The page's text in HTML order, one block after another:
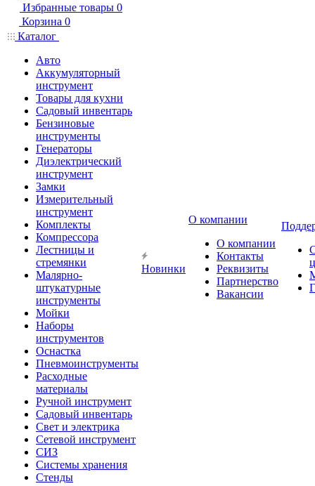
Избранные товары 0
Корзина 0
Каталог
Авто
Аккумуляторный
инструмент
Товары для кухни
Садовый инвентарь
Бензиновые
инструменты
Генераторы
Диэлектрический
инструмент
Замки
Измерительный
инструмент
Комплекты
Компрессора
Лестницы и
стремянки
Малярно-
штукатурные
инструменты
Мойки
Наборы
инструментов
Оснастка
Пневмоинструменты
Расходные
материалы
Ручной инструмент
Садовый инвентарь
Свет и электрика
Сетевой инструмент
СИЗ
Системы хранения
Стенды
Новинки
О компании
О компании
Контакты
Реквизиты
Партнерство
Вакансии